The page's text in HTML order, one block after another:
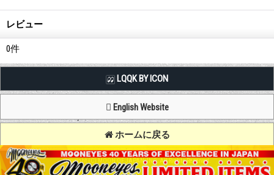
レビュー
0件
LQQK BY ICON
English Website
ホームに戻る
Copyright (C) MOON OF JAPAN, INC. All Rights Reserved.